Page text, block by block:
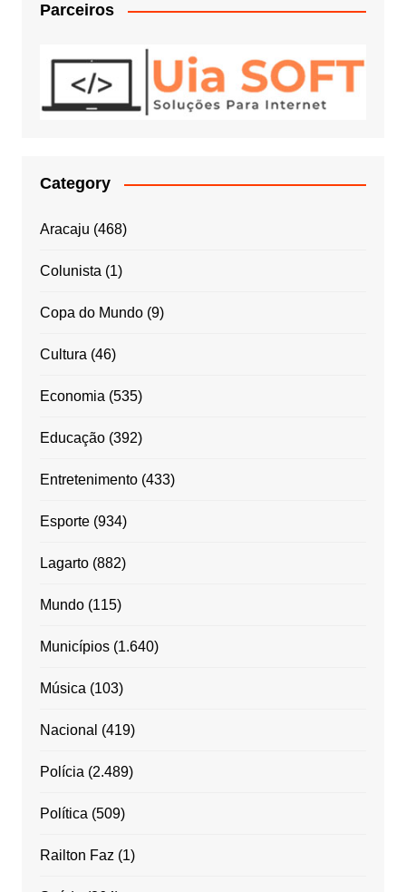
Parceiros
Category
Aracaju (468)
Colunista (1)
Copa do Mundo(9)
Cultura (46)
Economia (535)
Educação(392)
Entretenimento(433)
Esporte(934)
Lagarto(882)
Mundo(115)
Municípios(1.640)
Música (103)
Nacional (419)
Polícia (2.489)
Política (509)
Railton Faz (1)